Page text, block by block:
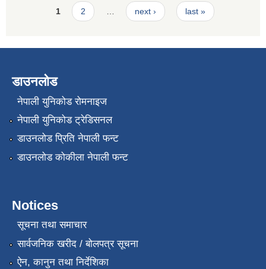
Pages
1 2 next › last »
डाउनलोड
नेपाली युनिकोड रोमनाइज
नेपाली युनिकोड ट्रेडिसनल
डाउनलोड प्रिति नेपाली फन्ट
डाउनलोड कोकीला नेपाली फन्ट
Notices
सूचना तथा समाचार
सार्वजनिक खरीद / बोलपत्र सूचना
ऐन, कानुन तथा निर्देशिका